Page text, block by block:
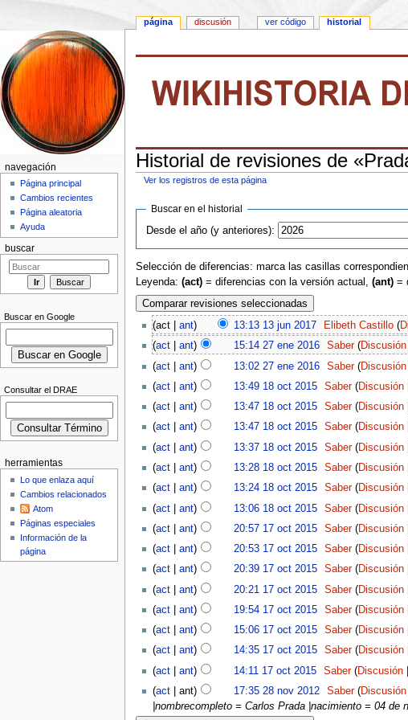
Historial de revisiones de
Ver los registros de esta página
Buscar en el historial
Desde el año (y anteriores):
Selección de diferencias: marca las casillas
Leyenda: (act)= diferencias con la versión actual, (ant)=
(act | ant) 13:13 13 jun 2017‎ Elibeth Castillo (
(act| ant) 15:14 27 ene 2016‎ Saber (Discusión
(act| ant) 13:02 27 ene 2016‎ Saber (Discusión
(act| ant) 13:49 18 oct 2015‎ Saber (Discusión
(act| ant) 13:47 18 oct 2015‎ Saber (Discusión
(act| ant) 13:47 18 oct 2015‎ Saber (Discusión
(act| ant) 13:37 18 oct 2015‎ Saber (Discusión
(act| ant) 13:28 18 oct 2015‎ Saber (Discusión
(act| ant) 13:24 18 oct 2015‎ Saber (Discusión
(act| ant) 13:06 18 oct 2015‎ Saber (Discusión
(act| ant) 20:57 17 oct 2015‎ Saber (Discusión
(act| ant) 20:53 17 oct 2015‎ Saber (Discusión
(act| ant) 20:39 17 oct 2015‎ Saber (Discusión
(act| ant) 20:21 17 oct 2015‎ Saber (Discusión
(act| ant) 19:54 17 oct 2015‎ Saber (Discusión
(act| ant) 15:06 17 oct 2015‎ Saber (Discusión
(act| ant) 14:35 17 oct 2015‎ Saber (Discusión
(act| ant) 14:11 17 oct 2015‎ Saber (Discusión
(act| ant) 17:35 28 nov 2012‎ Saber (Discusión
|nombrecompleto = Carlos Prada |nacimiento = 04
página discusión ver código historial
navegación
Página principal
Cambios recientes
Página aleatoria
Ayuda
buscar
Buscar en Google
Consultar el DRAE
herramientas
Lo que enlaza aquí
Cambios relacionados
Atom
Páginas especiales
Información de la
página